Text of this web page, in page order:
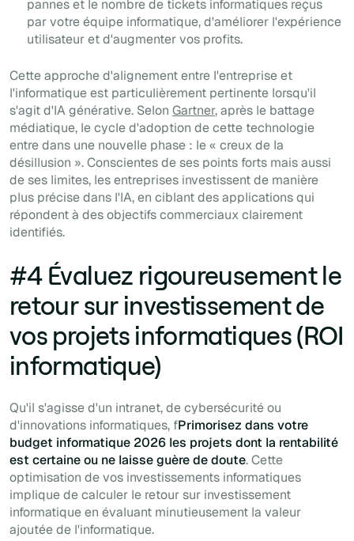
pannes et le nombre de tickets informatiques reçus
par votre équipe informatique, d'améliorer l'expérience
utilisateur et d'augmenter vos profits.
Cette approche d'alignement entre l'entreprise et
l'informatique est particulièrement pertinente lorsqu'il
s'agit d'IA générative. Selon Gartner, après le battage
médiatique, le cycle d'adoption de cette technologie
entre dans une nouvelle phase : le « creux de la
désillusion ». Conscientes de ses points forts mais aussi
de ses limites, les entreprises investissent de manière
plus précise dans l'IA, en ciblant des applications qui
répondent à des objectifs commerciaux clairement
identifiés.
#4 Évaluez rigoureusement le
retour sur investissement de
vos projets informatiques (ROI
informatique)
Qu'il s'agisse d'un intranet, de cybersécurité ou
d'innovations informatiques, fPrimorisez dans votre
budget informatique 2026 les projets dont la rentabilité
est certaine ou ne laisse guère de doute. Cette
optimisation de vos investissements informatiques
implique de calculer le retour sur investissement
informatique en évaluant minutieusement la valeur
ajoutée de l'informatique.